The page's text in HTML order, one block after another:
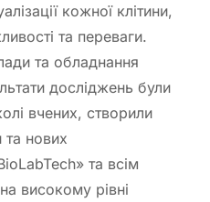
кожної клітини,
та переваги.
та обладнання
досліджень були
вчених, створили
та нових
та всім
високому рівні